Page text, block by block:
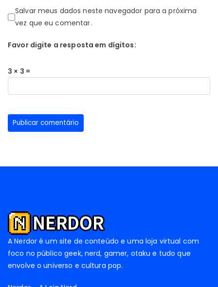
Salvar meus dados neste navegador para a próxima
vez que eu comentar.
Favor digite a resposta em dígitos:
3 × 3 =
A Nerdor é um site de conteúdo e uma loja virtual com
foco no público geek, nerd, gamer, otaku e tudo que
envolve o universo e cultura pop.